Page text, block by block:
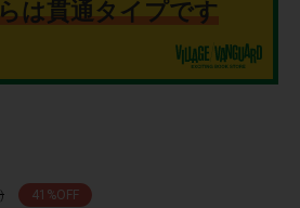
は貫通タイプです
41 %OFF